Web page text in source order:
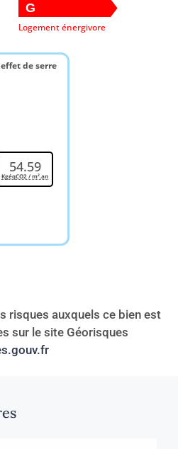
G
Logement énergivore
de serre
54.59
KgéqCO2 / m².an
risques auxquels ce bien est
sur le site Géorisques